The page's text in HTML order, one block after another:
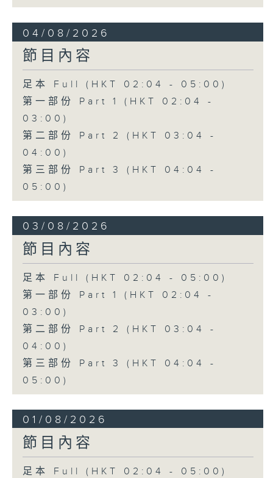
04/08/2026
節目內容
足本 Full (HKT 02:04 - 05:00)
第一部份 Part 1 (HKT 02:04 -
03:00)
第二部份 Part 2 (HKT 03:04 -
04:00)
第三部份 Part 3 (HKT 04:04 -
05:00)
03/08/2026
節目內容
足本 Full (HKT 02:04 - 05:00)
第一部份 Part 1 (HKT 02:04 -
03:00)
第二部份 Part 2 (HKT 03:04 -
04:00)
第三部份 Part 3 (HKT 04:04 -
05:00)
01/08/2026
節目內容
足本 Full (HKT 02:04 - 05:00)